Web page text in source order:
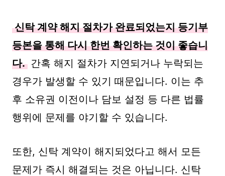
신탁 계약 해지 절차가 완료되었는지 등기부
등본을 통해 다시 한번 확인하는 것이 좋습니
다. 간혹 해지 절차가 지연되거나 누락되는
경우가 발생할 수 있기 때문입니다. 이는 추
후 소유권 이전이나 담보 설정 등 다른 법률
행위에 문제를 야기할 수 있습니다.
또한, 신탁 계약이 해지되었다고 해서 모든
문제가 즉시 해결되는 것은 아닙니다. 신탁